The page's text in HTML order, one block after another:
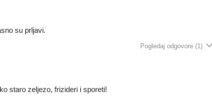
su prljavi.
Pogledaj odgovore (1)
staro zeljezo, frizideri i sporeti!